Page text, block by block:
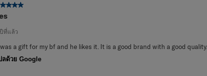
าก 5 ดาว
ที่แล้ว
a gift for my bf and he likes it. It is a good brand with a good quality.
ลด้วย Google